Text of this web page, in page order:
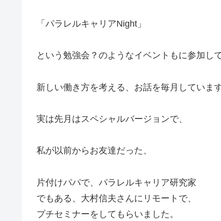
「パラレルキャリアNight」
という勉強会？のようなイベントもに参加し
新しい働き方を考える、お話を毎月しています
実は先月はスペシャルバージョンで、
私が以前からお友達だった、
片付けパパで、パラレルキャリア研究家
でもある、大村信夫さんにリモートで、
プチセミナーをしてもらいました。